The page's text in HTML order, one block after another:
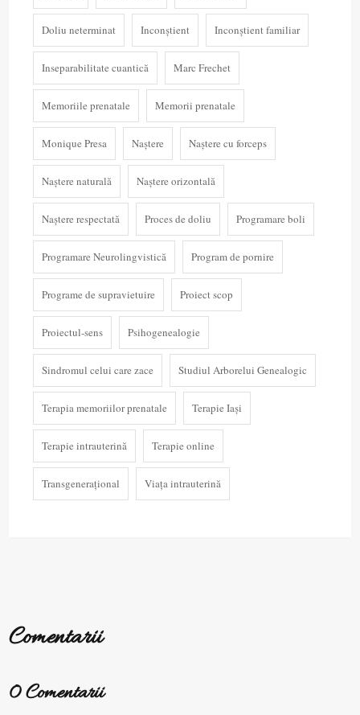
Doliu neterminat Inconștient Inconștient familiar
Inseparabilitate cuantică Marc Frechet
Memoriile prenatale Memorii prenatale
Monique Presa Naștere Naștere cu forceps
Naștere naturală Naștere orizontală
Naștere respectată Proces de doliu Programare boli
Programare Neurolingvistică Program de pornire
Programe de supravietuire Proiect scop
Proiectul-sens Psihogenealogie
Sindromul celui care zace Studiul Arborelui Genealogic
Terapia memoriilor prenatale Terapie Iași
Terapie intrauterină Terapie online
Transgenerațional Viața intrauterină
Comentarii
0 Comentarii